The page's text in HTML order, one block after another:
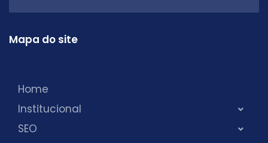
Mapa do site
Home
Institucional
SEO